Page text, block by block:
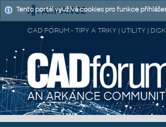
CAD FÓRUM - TIPY A TRIKY | UTILITY |
Tento portál využívá cookies pro funkce